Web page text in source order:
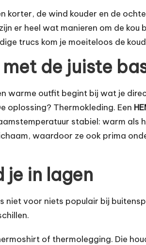
korter, de wind kouder en de
er heel wat manieren om de
trucs kom je moeiteloos de
met de juiste
warme outfit begint bij wat je
oplossing? Thermokleding. Een
stabiel: warm als
waardoor ze ook prima
je in lagen
is niet voor niets populair bij
of thermolegging. Die